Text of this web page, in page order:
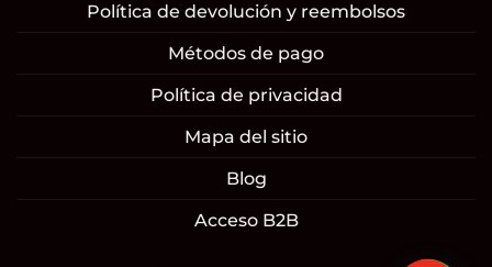
Política de devolución y reembolsos
Métodos de pago
Política de privacidad
Mapa del sitio
Blog
Acceso B2B